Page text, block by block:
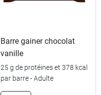
Barre gainer chocolat
vanille
25 g de protéines et 378 kcal
par barre - Adulte